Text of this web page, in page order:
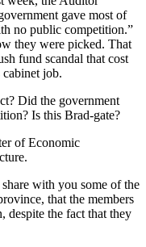
gave most of
no public competition.”
they were picked. That
fund scandal that cost
job.
Did the government
Is this Brad-gate?
of Economic
with you some of the
that the members
despite the fact that they